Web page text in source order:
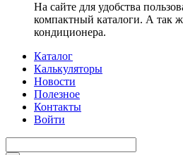
На сайте для удобства
компактный каталоги. А так
кондиционера.
Каталог
Калькуляторы
Новости
Полезное
Контакты
Войти